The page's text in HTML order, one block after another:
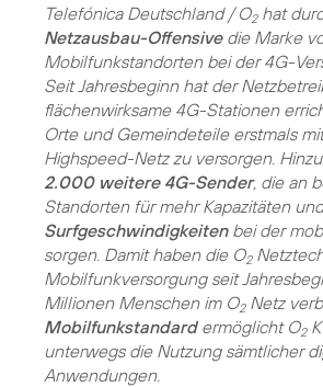
Telefónica Deutschland / O2hat
Netzausbau-Offensivedie Marke
Mobilfunkstandorten bei der 4G-
Seit Jahresbeginn hat der
flächenwirksame 4G-Stationen
Orte und Gemeindeteile erstmals
Highspeed-Netz zu versorgen.
2.000 weitere 4G-Sender, die an
Standorten für mehr Kapazitäten
Surfgeschwindigkeitenbei der
sorgen. Damit haben die O2
Mobilfunkversorgung seit
Millionen Menschen im O2Netz
Mobilfunkstandardermöglicht O2
unterwegs die Nutzung sämtlicher
Anwendungen.